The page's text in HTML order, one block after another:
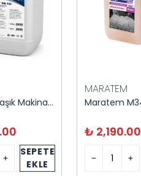
Prosel Bulaşık Makinası Parlatıcısı 20 kg
SEPETE
EKLE
MARATEM
₺ 2,190.00